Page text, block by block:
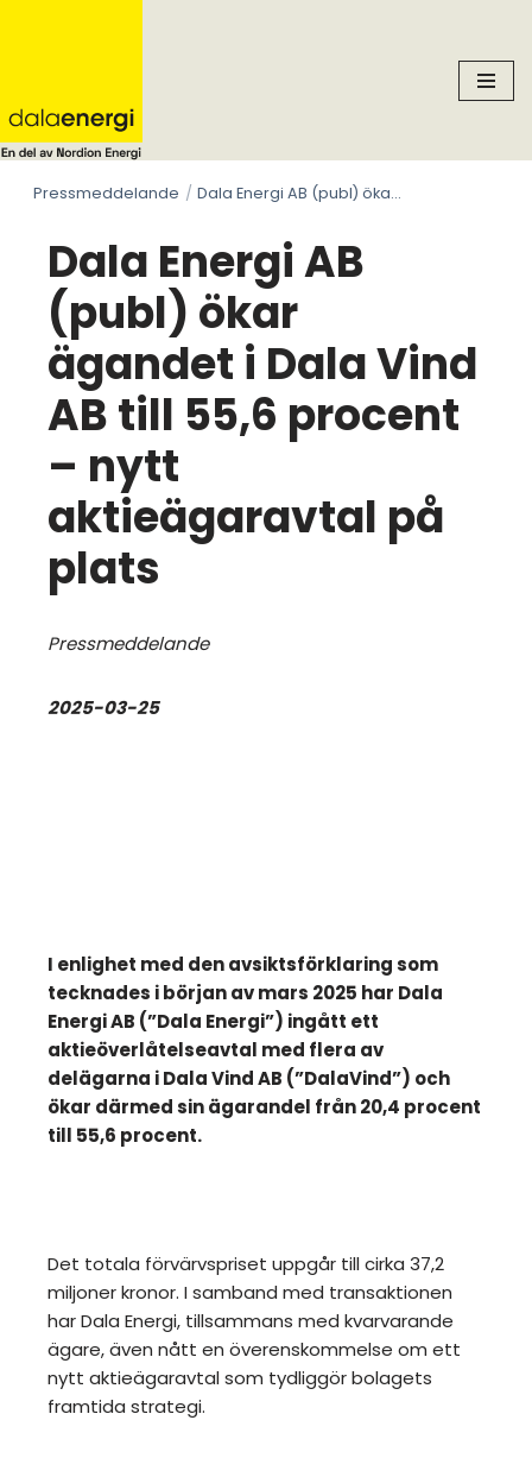
content
Pressmeddelande Dala Energi AB (publ) ökar ägandet i Dala Vind AB till 55,6 procent – nytt aktieägaravtal på plats
Dala Energi AB
(publ) ökar
ägandet i Dala Vind
AB till 55,6 procent
– nytt
aktieägaravtal på
plats
Pressmeddelande
2025-03-25
I enlighet med den avsiktsförklaring som
tecknades i början av mars 2025 har Dala
Energi AB (”Dala Energi”) ingått ett
aktieöverlåtelseavtal med flera av
delägarna i Dala Vind AB (”DalaVind”) och
ökar därmed sin ägarandel från 20,4 procent
till 55,6 procent.
Det totala förvärvspriset uppgår till cirka 37,2
miljoner kronor. I samband med transaktionen
har Dala Energi, tillsammans med kvarvarande
ägare, även nått en överenskommelse om ett
nytt aktieägaravtal som tydliggör bolagets
framtida strategi.